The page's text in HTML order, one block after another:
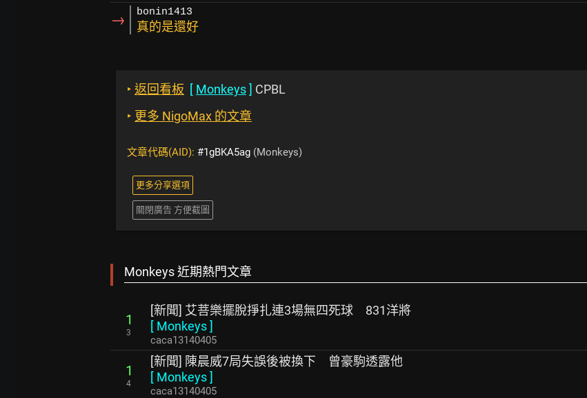
→ bonin1413
真的是還好
‣ 返回看板 [ Monkeys] CPBL
‣ 更多 NigoMax 的文章
文章代碼(AID): #1gBKA5ag (Monkeys)
更多分享選項
關閉廣告 方便截圖
Monkeys 近期熱門文章
1
3
[新聞] 艾菩樂擺脫掙扎連3場無四死球 831洋將
[ Monkeys]
caca13140405
1
4
[新聞] 陳晨威7局失誤後被換下 曾豪駒透露他
[ Monkeys]
caca13140405